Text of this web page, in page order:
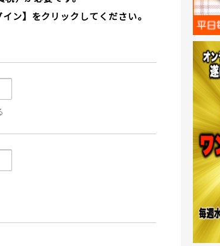
ン】をクリックしてください。